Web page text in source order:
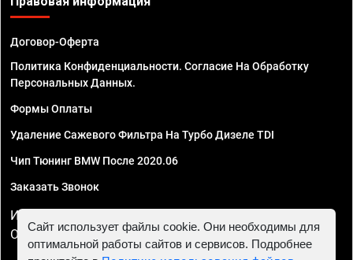
Договор-Оферта
Политика Конфиденциальности. Согласие На Обработку
Персональных Данных.
Формы Оплаты
Удаление Сажевого Фильтра На Турбо Дизеле TDI
Чип Тюнинг BMW После 2020.06
Заказать Звонок
ИП Смирнов Георгий Павлович. ИНН 781302555843,
ОГРНИП 324470400032610
Сайт использует файлы cookie. Они необходимы для
оптимальной работы сайтов и сервисов. Подробнее